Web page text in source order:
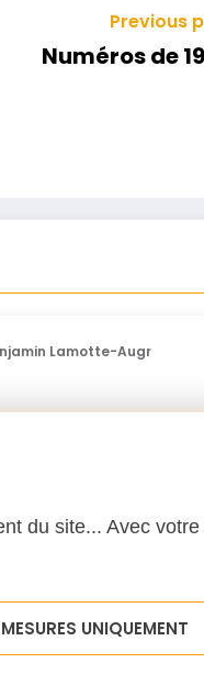
Previous
Numéros de
Lamotte-Augr
Politique de
du site... Avec
MESURES UNIQUEMENT